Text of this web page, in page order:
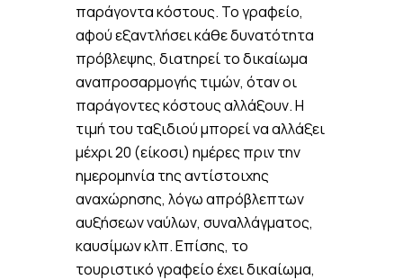
παράγοντα κόστους. Το γραφείο,
αφού εξαντλήσει κάθε δυνατότητα
πρόβλεψης, διατηρεί το δικαίωμα
αναπροσαρμογής τιμών, όταν οι
παράγοντες κόστους αλλάξουν. Η
τιμή του ταξιδιού μπορεί να αλλάξει
μέχρι 20 (είκοσι) ημέρες πριν την
ημερομηνία της αντίστοιχης
αναχώρησης, λόγω απρόβλεπτων
αυξήσεων ναύλων, συναλλάγματος,
καυσίμων κλπ. Επίσης, το
τουριστικό γραφείο έχει δικαίωμα,